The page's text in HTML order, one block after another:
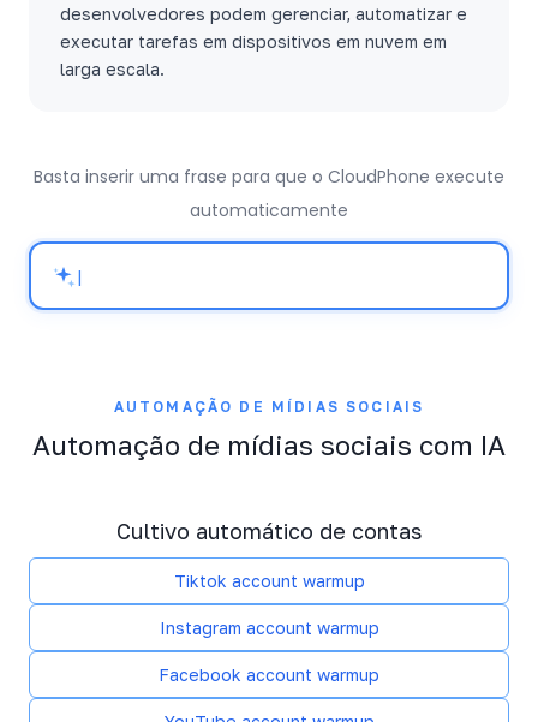
desenvolvedores podem gerenciar, automatizar e
executar tarefas em dispositivos em nuvem em
larga escala.
Basta inserir uma frase para que o CloudPhone execute
automaticamente
|
AUTOMAÇÃO DE MÍDIAS SOCIAIS
Automação de mídias sociais com IA
Cultivo automático de contas
Tiktok account warmup
Instagram account warmup
Facebook account warmup